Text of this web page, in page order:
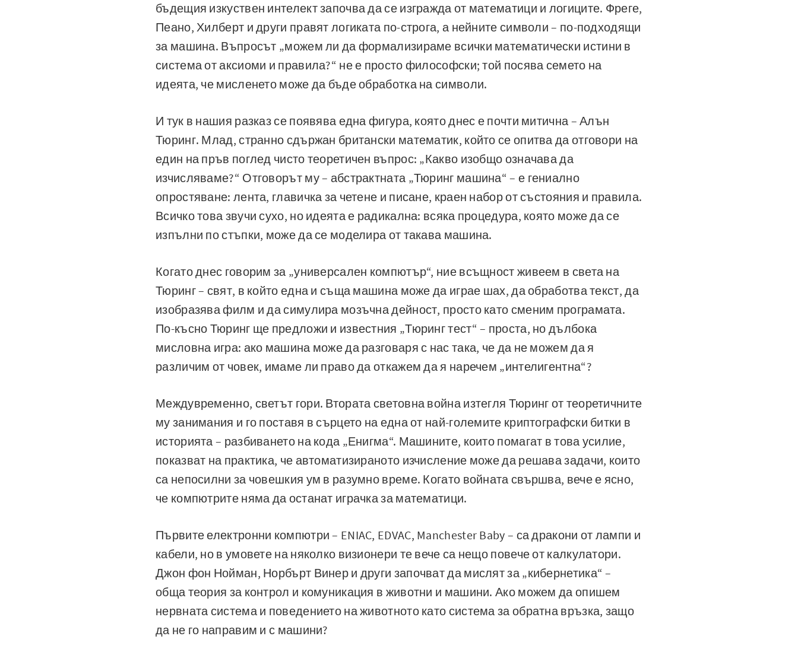
бъдещия изкуствен интелект започва да се изгражда от математици и логиците. Фреге,
Пеано, Хилберт и други правят логиката по-строга, а нейните символи – по-подходящи
за машина. Въпросът „можем ли да формализираме всички математически истини в
система от аксиоми и правила?“ не е просто философски; той посява семето на
идеята, че мисленето може да бъде обработка на символи.
И тук в нашия разказ се появява една фигура, която днес е почти митична – Алън
Тюринг. Млад, странно сдържан британски математик, който се опитва да отговори на
един на пръв поглед чисто теоретичен въпрос: „Какво изобщо означава да
изчисляваме?“ Отговорът му – абстрактната „Тюринг машина“ – е гениално
опростяване: лента, главичка за четене и писане, краен набор от състояния и правила.
Всичко това звучи сухо, но идеята е радикална: всяка процедура, която може да се
изпълни по стъпки, може да се моделира от такава машина.
Когато днес говорим за „универсален компютър“, ние всъщност живеем в света на
Тюринг – свят, в който една и съща машина може да играе шах, да обработва текст, да
изобразява филм и да симулира мозъчна дейност, просто като сменим програмата.
По-късно Тюринг ще предложи и известния „Тюринг тест“ – проста, но дълбока
мисловна игра: ако машина може да разговаря с нас така, че да не можем да я
различим от човек, имаме ли право да откажем да я наречем „интелигентна“?
Междувременно, светът гори. Втората световна война изтегля Тюринг от теоретичните
му занимания и го поставя в сърцето на една от най-големите криптографски битки в
историята – разбиването на кода „Енигма“. Машините, които помагат в това усилие,
показват на практика, че автоматизираното изчисление може да решава задачи, които
са непосилни за човешкия ум в разумно време. Когато войната свършва, вече е ясно,
че компютрите няма да останат играчка за математици.
Първите електронни компютри – ENIAC, EDVAC, Manchester Baby – са дракони от лампи и
кабели, но в умовете на няколко визионери те вече са нещо повече от калкулатори.
Джон фон Нойман, Норбърт Винер и други започват да мислят за „кибернетика“ –
обща теория за контрол и комуникация в животни и машини. Ако можем да опишем
нервната система и поведението на животното като система за обратна връзка, защо
да не го направим и с машини?